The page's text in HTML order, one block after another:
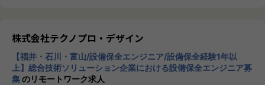
程プロジェクトの増加といった世の中で技術
者集団として価値提供を行うために、エンジ
ニアが生涯活躍できる環境を考え事業運営を
行っています。
株式会社テクノプロ・デザイン
【福井・石川・富山/設備保全エンジニア/設備保全経験1年以
上】総合技術ソリューション企業における設備保全エンジニア募
集のリモートワーク求人